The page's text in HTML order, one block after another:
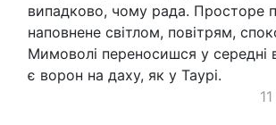
випадково, чому рада. Просторе
наповнене світлом, повітрям,
Мимоволі переносишся у середні
є ворон на даху, як у Таурі.